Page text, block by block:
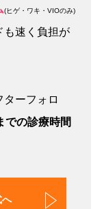
(ヒゲ・ワキ・VIOのみ)
も速く負担が
ーフォロ
での診療時間
へ